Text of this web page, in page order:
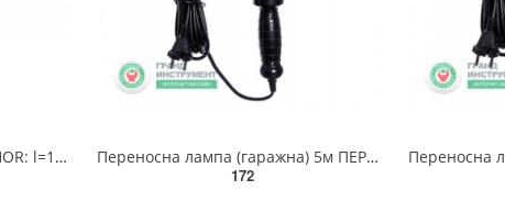
Подовжувач мережевий STHOR: l=1,5 м, колодка з 3 гніздами і вмик, 3-жильний Ø=1,5 мм², з заземл [40]
Переносна лампа (гаражна) 5м ПЕР5С СТАНДАРТ
172